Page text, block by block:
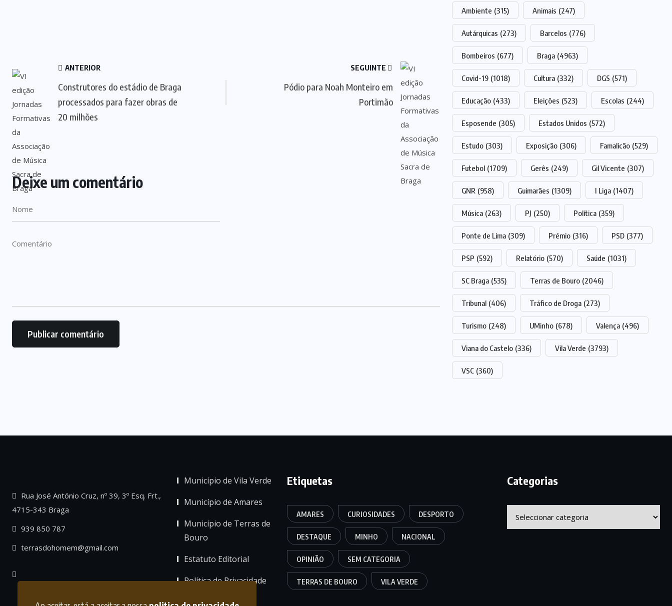
ANTERIOR
Construtores do estádio de Braga
processados para fazer obras de
20 milhões
SEGUINTE
Pódio para Noah Monteiro em
Portimão
Deixe um comentário
Ambiente (315) Animais (247)
Autárquicas (273) Barcelos (776)
Bombeiros (677) Braga (4963)
Covid-19 (1018) Cultura (332) DGS (571)
Educação (433) Eleições (523) Escolas (244)
Esposende (305) Estados Unidos (572)
Estudo (303) Exposição (306) Famalicão (529)
Futebol (1709) Gerês (249) Gil Vicente (307)
GNR (958) Guimarães (1309) I Liga (1407)
Música (263) PJ (250) Política (359)
Ponte de Lima (309) Prémio (316) PSD (377)
PSP (592) Relatório (570) Saúde (1031)
SC Braga (535) Terras de Bouro (2046)
Tribunal (406) Tráfico de Droga (273)
Turismo (248) UMinho (678) Valença (496)
Viana do Castelo (336) Vila Verde (3793)
VSC (360)
Rua José António Cruz, nº 39, 3º Esq. Frt.,
4715-343 Braga
939 850 787
terrasdohomem@gmail.com
Município de Vila Verde
Município de Amares
Município de Terras de
Bouro
Estatuto Editorial
Política de Privacidade
Etiquetas
AMARES CURIOSIDADES DESPORTO
DESTAQUE MINHO NACIONAL
OPINIÃO SEM CATEGORIA
TERRAS DE BOURO VILA VERDE
Categorias